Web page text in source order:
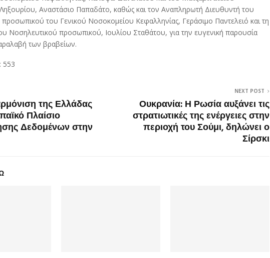
Αναστάσιο Παπαδάτο, καθώς και τον Αναπληρωτή Διευθυντή του
του Γενικού Νοσοκομείου Κεφαλληνίας, Γεράσιμο Παντελειό και τη
Νοσηλευτικού προσωπικού, Ιουλίου Σταθάτου, για την ευγενική παρουσία
των βραβείων.
553
της Ελλάδας
Πλαίσιο
Δεδομένων στην
NEXT POST
Ουκρανία: Η Ρωσία αυξάνει τις
στρατιωτικές της ενέργειες στην
περιοχή του Σούμι, δηλώνει ο
Σίρσκι